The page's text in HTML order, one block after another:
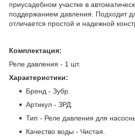
приусадебном участке в
поддержанием давления. Подходит
отличается простой и надежной
Комплектация:
Реле давления - 1 шт.
Характеристики:
Бренд - Зубр.
Артикул - ЗРД.
Тип - Реле давления для
Качество воды - Чистая.